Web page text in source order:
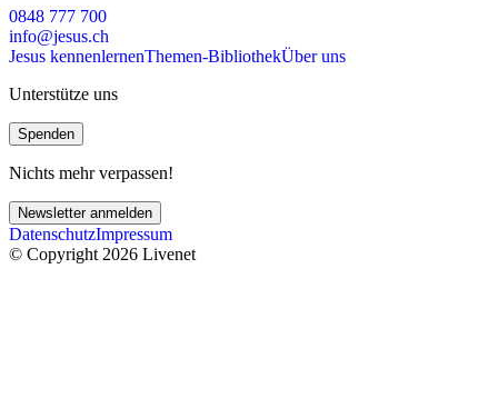
0848 777 700
info@jesus.ch
Jesus kennenlernenThemen-BibliothekÜber uns
Unterstütze uns
Spenden
Nichts mehr verpassen!
Newsletter anmelden
DatenschutzImpressum
© Copyright 2026 Livenet